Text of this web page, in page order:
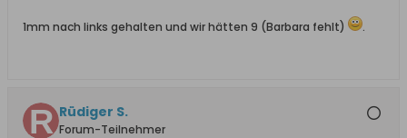
1mm nach links gehalten und wir hätten 9 (Barbara fehlt) .
Rüdiger S.
Forum-Teilnehmer